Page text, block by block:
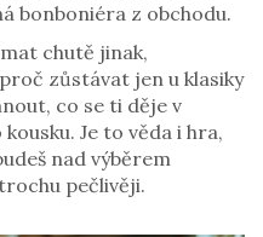
bonboniéra z obchodu.
chutě jinak,
zůstávat jen u klasiky
co se ti děje v
Je to věda i hra,
nad výběrem
pečlivěji.